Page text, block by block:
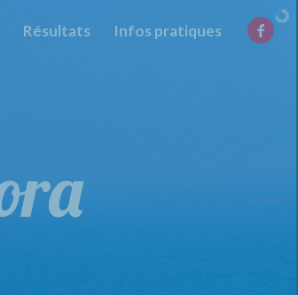
Résultats Infos pratiques
2026